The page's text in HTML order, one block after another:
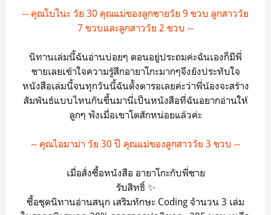
-- คุณโบโนะ วัย 30 คุณแม่ของลูกชายวัย 9 ขวบ ลูกสาววัย
7 ขวบและลูกสาววัย 2 ขวบ --
นิทานเล่มนี้ฉันอ่านบ่อยๆ ตอนอยู่ประถมค่ะฉันเองก็มีพี่
ชายเลยเข้าใจความรู้สึกอายาโกะมากๆจึงยังประทับใจ
หนังสือเล่มนี้จนทุกวันนี้ฉันตั้งตารอเลยค่ะว่าพี่น้องจะสร้าง
สัมพันธ์แบบไหนกันขึ้นมานี่เป็นหนังสือที่ฉันอยากอ่านให้
ลูกๆ ฟังเมื่อเขาโตสักหน่อยแล้วค่ะ
-- คุณไอมาม่า วัย 30 ปี คุณแม่ของลูกสาววัย 3 ขวบ --
เมื่อสั่งซื้อหนังสือ อายาโกะกับพี่ชาย
รับสิทธิ์ ✨
ซื้อชุดนิทานอ่านสนุก เสริมทักษะ Coding จำนวน 3 เล่ม